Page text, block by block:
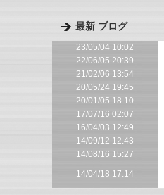
最新 ブログ
23/05/04 10:02
22/06/05 20:39
21/02/06 13:54
20/05/24 19:45
20/01/05 18:10
17/07/16 02:07
16/04/03 12:49
14/09/12 12:43
14/08/16 15:27
14/04/18 17:14